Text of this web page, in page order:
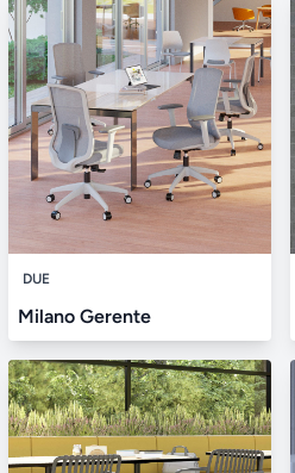
DUE
Milano Gerente